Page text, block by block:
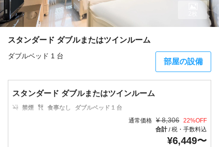
スタンダード ダブルまたはツインルーム
ダブルベッド 1 台
部屋の設備
スタンダード ダブルまたはツインルーム
禁煙 食事なし
ダブルベッド 1 台
通常価格 ¥ 8,306 22%OFF
合計/税・手数料込
¥6,449〜